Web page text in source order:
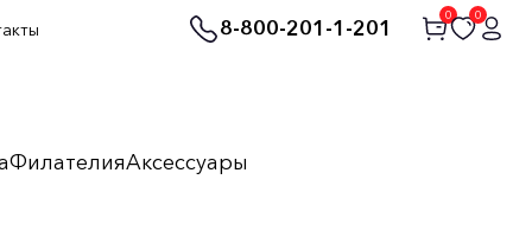
8-800-201-1-201
0 0
ФилателияАксессуары